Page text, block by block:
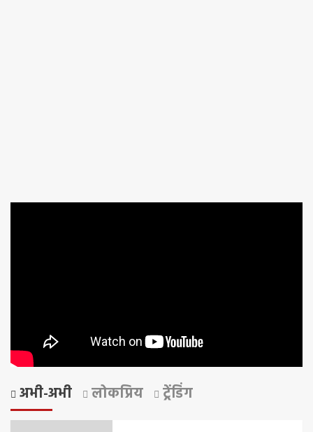
अभी-अभी लोकप्रिय ट्रेंडिंग